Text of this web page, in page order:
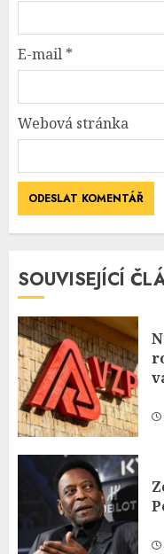
E-mail *
Webová stránka
SOUVISEJÍCÍ